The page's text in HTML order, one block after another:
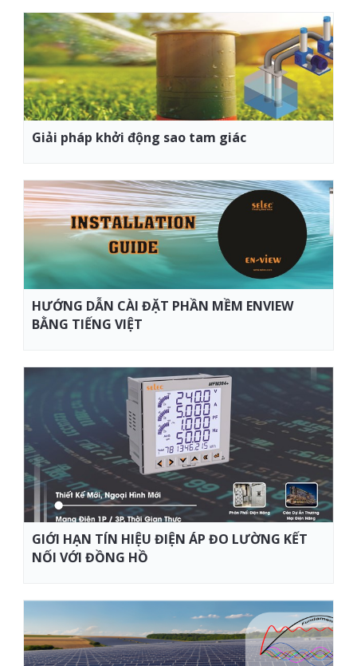
Giải pháp khởi động sao tam giác
HƯỚNG DẪN CÀI ĐẶT PHẦN MỀM ENVIEW
BẰNG TIẾNG VIỆT
GIỚI HẠN TÍN HIỆU ĐIỆN ÁP ĐO LƯỜNG KẾT
NỐI VỚI ĐỒNG HỒ